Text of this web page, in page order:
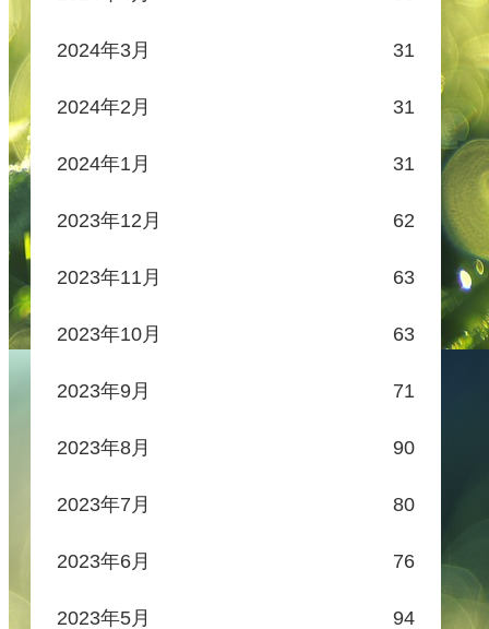
2024年3月 31
2024年2月 31
2024年1月 31
2023年12月 62
2023年11月 63
2023年10月 63
2023年9月 71
2023年8月 90
2023年7月 80
2023年6月 76
2023年5月 94